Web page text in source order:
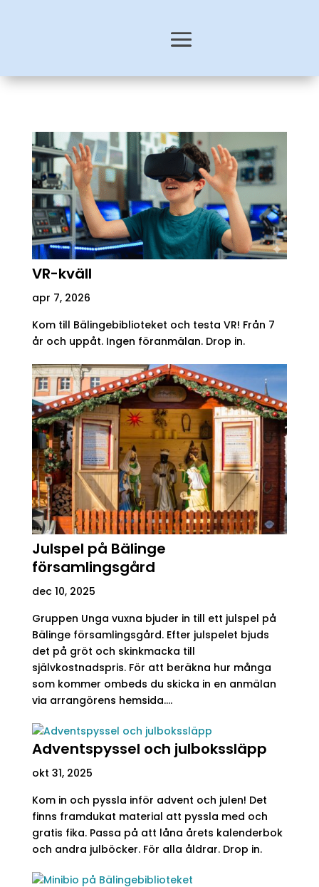
VR-kväll
apr 7, 2026
Kom till Bälingebiblioteket och testa VR! Från 7
år och uppåt. Ingen föranmälan. Drop in.
Julspel på Bälinge
församlingsgård
dec 10, 2025
Gruppen Unga vuxna bjuder in till ett julspel på
Bälinge församlingsgård. Efter julspelet bjuds
det på gröt och skinkmacka till
självkostnadspris. För att beräkna hur många
som kommer ombeds du skicka in en anmälan
via arrangörens hemsida....
Adventspyssel och julbokssläpp
okt 31, 2025
Kom in och pyssla inför advent och julen! Det
finns framdukat material att pyssla med och
gratis fika. Passa på att låna årets kalenderbok
och andra julböcker. För alla åldrar. Drop in.